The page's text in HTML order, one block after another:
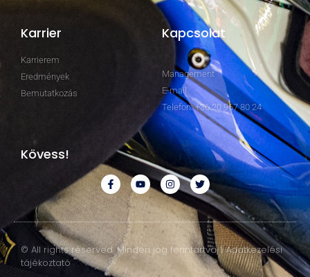
Karrier
Karrierem
Eredmények
Bemutatkozás
Kapcsolat
Management
E-mail
Telefon: +36 20 967 80 24
Kövess!
© All rights reserved. Minden jog fenntartva. | Adatkezelési
tájékoztató